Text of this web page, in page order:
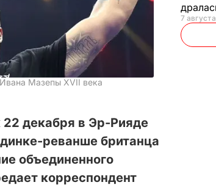
Мазепы XVII века
22 декабря в Эр-Рияде
реванше британца
объединенного
корреспондент
7